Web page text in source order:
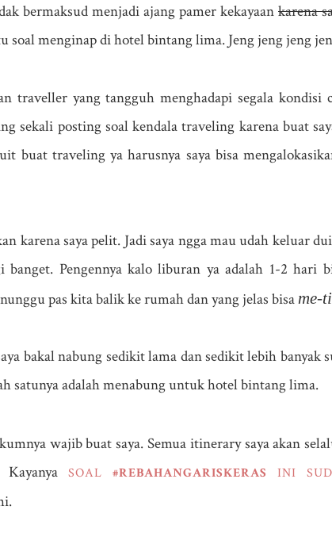
bermaksud menjadi ajang pamer kekayaan karena
soal menginap di hotel bintang lima. Jeng jeng jeng
traveller yang tangguh menghadapi segala kondisi
sekali posting soal kendala traveling karena buat
buat traveling ya harusnya saya bisa
karena saya pelit. Jadi saya ngga mau udah keluar
Pengennya kalo liburan ya adalah 1-2 hari
pas kita balik ke rumah dan yang jelas bisame-
bakal nabung sedikit lama dan sedikit lebih banyak
satunya adalah menabung untuk hotel bintang lima.
wajib buat saya. Semua itinerary saya akan
SOAL #REBAHANGARISKERAS INI